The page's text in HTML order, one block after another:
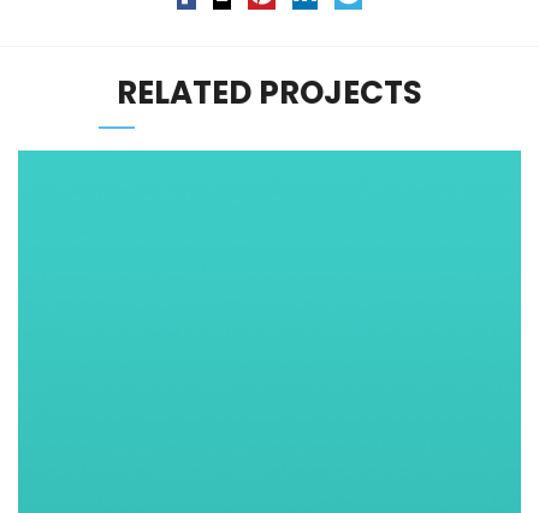
RELATED PROJECTS